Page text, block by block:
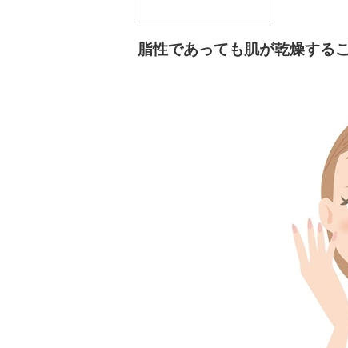
脂性であっても肌が乾燥する